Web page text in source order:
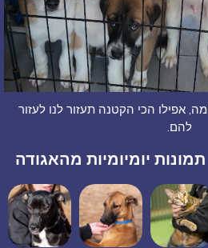
אפילו הכי הקטנה תעזור לנו לעזור
להם.
תמונות יומיומיות מהאגודה